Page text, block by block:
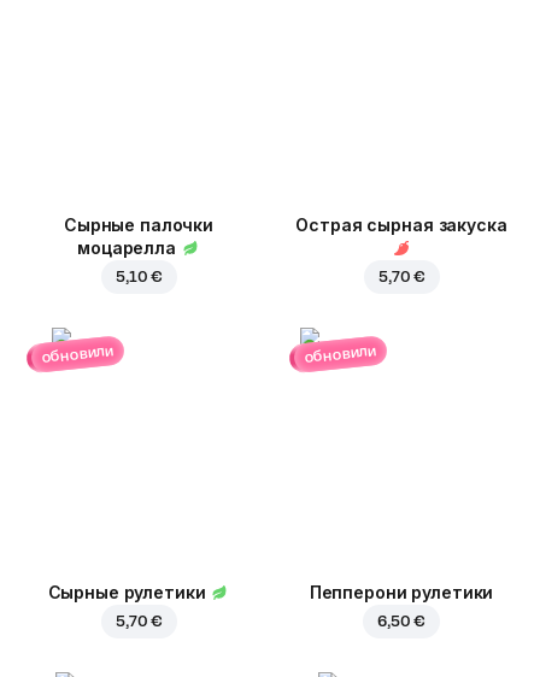
Сырные палочки
моцарелла
5,10 €
Острая сырная закуска
5,70 €
обновили
Сырные рулетики
5,70 €
обновили
Пепперони рулетики
6,50 €